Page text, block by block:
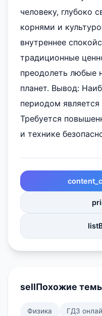
человеку, глубоко
корнями и
внутреннее
традиционные
преодолеть любые
планет. Вывод:
периодом
Требуется
и технике
list
sellПохожие
Физика ГДЗ